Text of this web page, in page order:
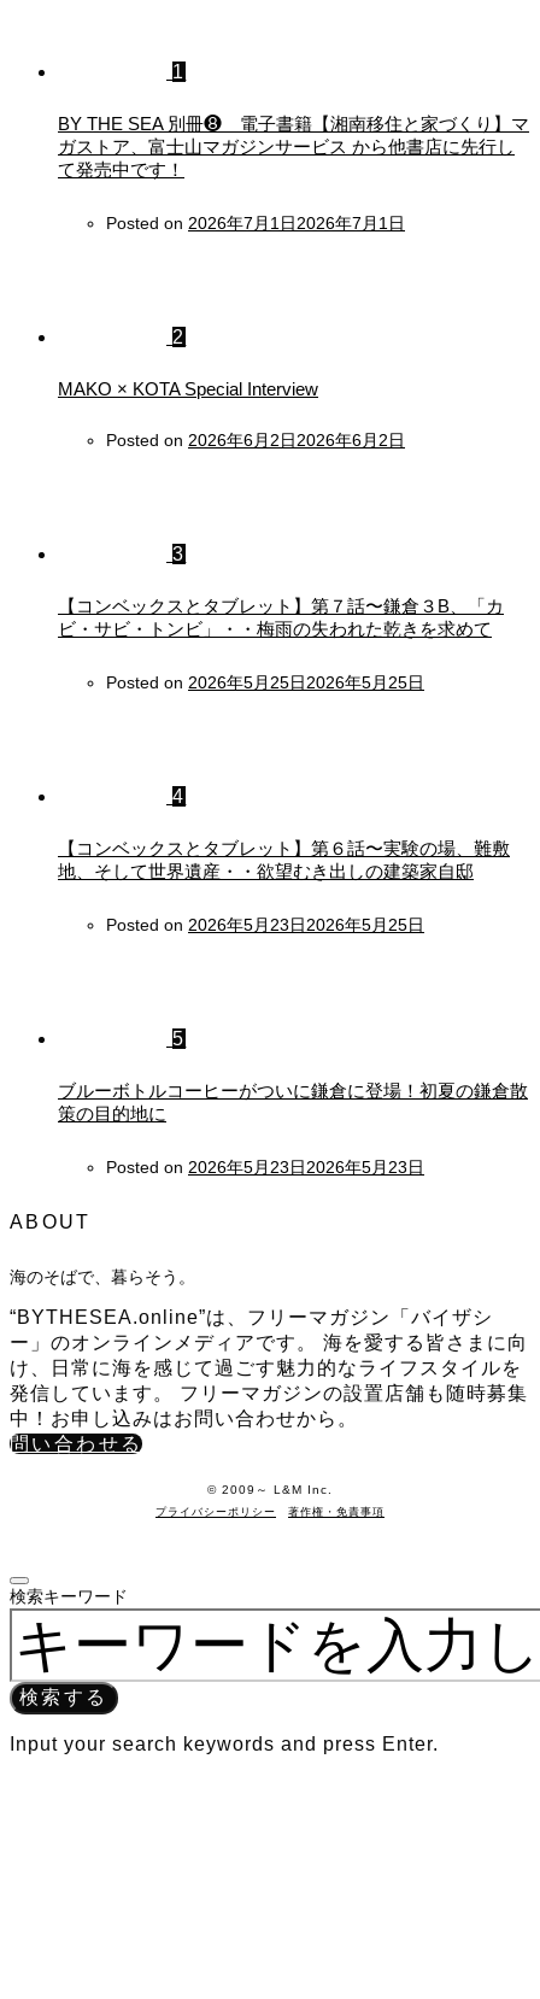
1
BY THE SEA 別冊❽ 電子書籍【湘南移住と家づくり】マ
ガストア、富士山マガジンサービス から他書店に先行し
て発売中です！
Posted on 2026年7月1日2026年7月1日
2
MAKO × KOTA Special Interview
Posted on 2026年6月2日2026年6月2日
3
【コンベックスとタブレット】第７話〜鎌倉３B、「カ
ビ・サビ・トンビ」・・梅雨の失われた乾きを求めて
Posted on 2026年5月25日2026年5月25日
4
【コンベックスとタブレット】第６話〜実験の場、難敷
地、そして世界遺産・・欲望むき出しの建築家自邸
Posted on 2026年5月23日2026年5月25日
5
ブルーボトルコーヒーがついに鎌倉に登場！初夏の鎌倉散
策の目的地に
Posted on 2026年5月23日2026年5月23日
ABOUT
海のそばで、暮らそう。
“BYTHESEA.online”は、フリーマガジン「バイザシ
ー」のオンラインメディアです。 海を愛する皆さまに向
け、日常に海を感じて過ごす魅力的なライフスタイルを
発信しています。 フリーマガジンの設置店舗も随時募集
中！お申し込みはお問い合わせから。
問い合わせる
©️ 2009～ L&M Inc.
プライバシーポリシー 著作権・免責事項
検索キーワード
検索する
Input your search keywords and press Enter.